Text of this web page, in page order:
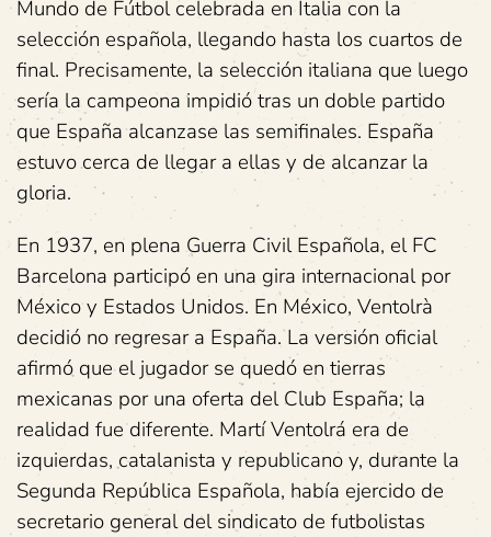
Mundo de Fútbol celebrada en Italia con la
selección española, llegando hasta los cuartos de
final. Precisamente, la selección italiana que luego
sería la campeona impidió tras un doble partido
que España alcanzase las semifinales. España
estuvo cerca de llegar a ellas y de alcanzar la
gloria.
En 1937, en plena Guerra Civil Española, el FC
Barcelona participó en una gira internacional por
México y Estados Unidos. En México, Ventolrà
decidió no regresar a España. La versión oficial
afirmó que el jugador se quedó en tierras
mexicanas por una oferta del Club España; la
realidad fue diferente. Martí Ventolrá era de
izquierdas, catalanista y republicano y, durante la
Segunda República Española, había ejercido de
secretario general del sindicato de futbolistas